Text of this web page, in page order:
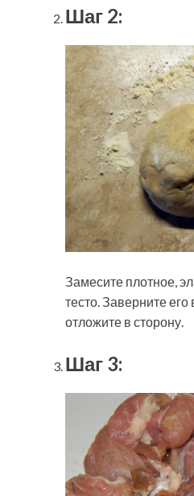
Шаг 2:
Замесите плотное,
тесто. Заверните
отложите в сторону.
Шаг 3: